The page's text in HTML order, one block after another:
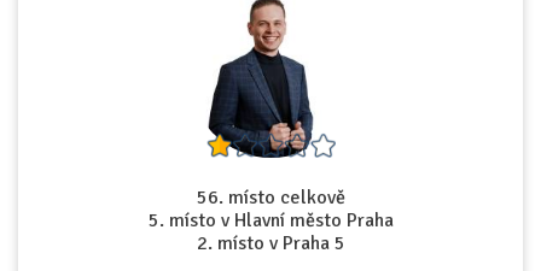
56. místo celkově
5. místo v Hlavní město Praha
2. místo v Praha 5